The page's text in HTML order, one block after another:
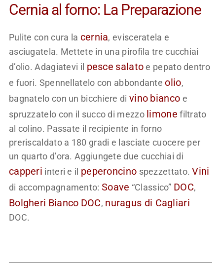
Cernia al forno: La Preparazione
Pulite con cura la cernia, evisceratela e
asciugatela. Mettete in una pirofila tre cucchiai
d’olio. Adagiatevi il pesce salatoe pepato dentro
e fuori. Spennellatelo con abbondante olio,
bagnatelo con un bicchiere di vino bianco e
spruzzatelo con il succo di mezzo limone filtrato
al colino. Passate il recipiente in forno
preriscaldato a 180 gradi e lasciate cuocere per
un quarto d’ora. Aggiungete due cucchiai di
capperi interi e il peperoncino spezzettato.Vini
di accompagnamento: Soave “Classico” DOC,
Bolgheri Bianco DOC, nuragus di Cagliari
DOC.